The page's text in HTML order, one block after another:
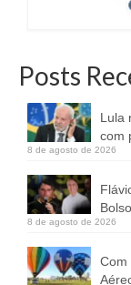
Posts
Lula
com
8 de agosto de 2026
8 de agosto de 2026
Com